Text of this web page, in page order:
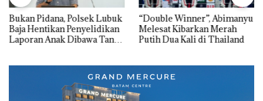
Bukan Pidana, Polsek Lubuk
Baja Hentikan Penyelidikan
Laporan Anak Dibawa Tanpa
“Double Winner”, Abimanyu
Melesat Kibarkan Merah
Putih Dua Kali di Thailand